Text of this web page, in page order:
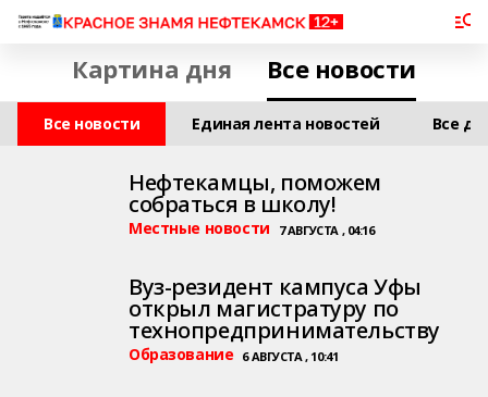
Картина дня Все новости
Все новости Единая лента новостей Все
Нефтекамцы, поможем
собраться в школу!
Местные новости 7 АВГУСТА , 04:16
Вуз-резидент кампуса Уфы
открыл магистратуру по
технопредпринимательству
Образование 6 АВГУСТА , 10:41